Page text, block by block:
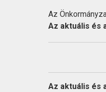
Az
Az aktuális és
Az aktuális és